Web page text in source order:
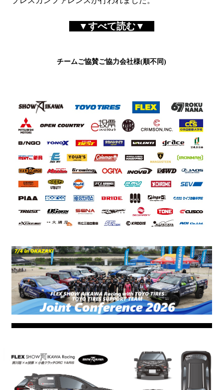
▼すべて読む▼
チームご協賛ご協力会社様(順不同)